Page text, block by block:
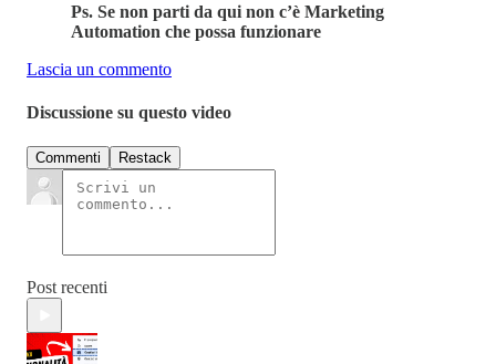
Ps. Se non parti da qui non c’è Marketing
Automation che possa funzionare
Lascia un commento
Discussione su questo video
Commenti Restack
Post recenti